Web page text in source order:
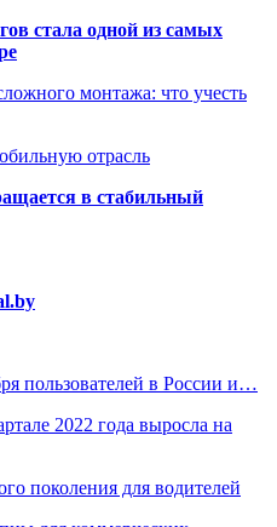
стала одной из самых
монтажа: что учесть
отрасль
в стабильный
пользователей в России и…
2022 года выросла на
поколения для водителей